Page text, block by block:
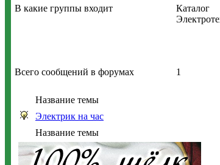
В какие группы входит
Каталог
Всего сообщений в форумах
1
Название темы
Электрик на час
Название темы